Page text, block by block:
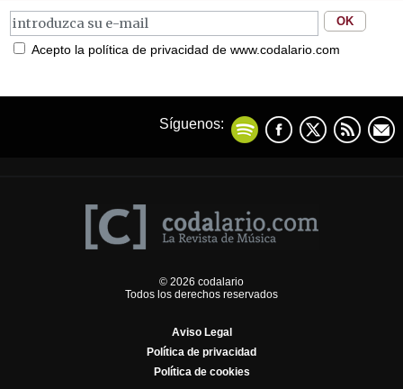
Acepto la política de privacidad de www.codalario.com
Síguenos:
© 2026 codalario
Todos los derechos reservados
Aviso Legal
Política de privacidad
Política de cookies